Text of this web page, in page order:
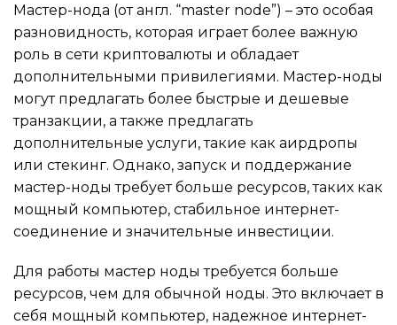
Мастер-нода (от англ. “master node”) – это особая
разновидность, которая играет более важную
роль в сети криптовалюты и обладает
дополнительными привилегиями. Мастер-ноды
могут предлагать более быстрые и дешевые
транзакции, а также предлагать
дополнительные услуги, такие как аирдропы
или стекинг. Однако, запуск и поддержание
мастер-ноды требует больше ресурсов, таких как
мощный компьютер, стабильное интернет-
соединение и значительные инвестиции.
Для работы мастер ноды требуется больше
ресурсов, чем для обычной ноды. Это включает в
себя мощный компьютер, надежное интернет-